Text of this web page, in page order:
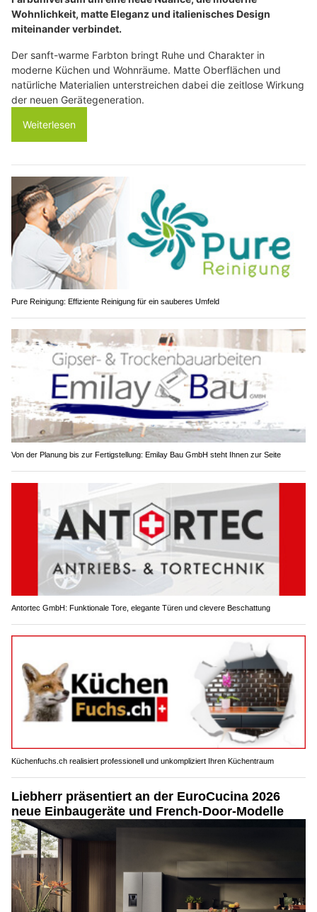
Wohnlichkeit, matte Eleganz und italienisches Design
miteinander verbindet.
Der sanft-warme Farbton bringt Ruhe und Charakter in
moderne Küchen und Wohnräume. Matte Oberflächen und
natürliche Materialien unterstreichen dabei die zeitlose Wirkung
der neuen Gerätegeneration.
Weiterlesen
Pure Reinigung: Effiziente Reinigung für ein sauberes Umfeld
Von der Planung bis zur Fertigstellung: Emilay Bau GmbH steht Ihnen zur Seite
Antortec GmbH: Funktionale Tore, elegante Türen und clevere Beschattung
Küchenfuchs.ch realisiert professionell und unkompliziert Ihren Küchentraum
Liebherr präsentiert an der EuroCucina 2026
neue Einbaugeräte und French-Door-Modelle